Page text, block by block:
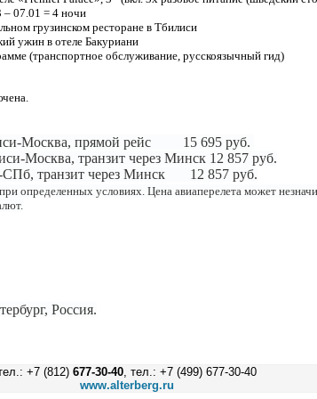
– 07.01 = 4 ночи
грузинском ресторане в Тбилиси
ужин в отеле Бакуриани
(транспортное обслуживание, русскоязычный гид)
Москва, прямой рейс
15 695 руб.
Москва, транзит через Минск 12 857 руб.
транзит через Минск
12 857 руб.
определенных условиях. Цена авиаперелета может
Россия.
+7 (812) 677-30-40, тел.: +7 (499) 677-30-40
www.alterberg.ru